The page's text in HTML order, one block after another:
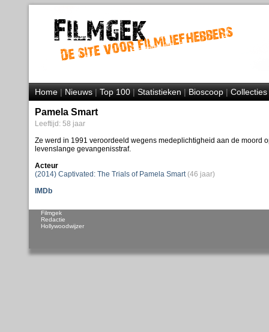
Home|Nieuws|Top 100|Statistieken|Bioscoop|Collecties
Pamela Smart
Leeftijd: 58 jaar
Ze werd in 1991 veroordeeld wegens medeplichtigheid aan de moord
levenslange gevangenisstraf.
Acteur
(2014) Captivated: The Trials of Pamela Smart (46 jaar)
IMDb
Filmgek
Redactie
Hollywoodwijzer